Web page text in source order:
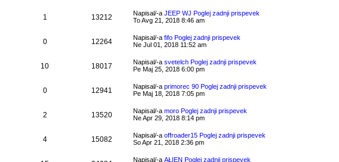
1 13212 Napisal/-a JEEP WJ Poglej zadnji prispevek
To Avg 21, 2018 8:46 am
0 12264 Napisal/-a fifo Poglej zadnji prispevek
Ne Jul 01, 2018 11:52 am
10 18017 Napisal/-a svetelch Poglej zadnji prispevek
Pe Maj 25, 2018 6:00 pm
0 12941 Napisal/-a primorec 90 Poglej zadnji prispevek
Pe Maj 18, 2018 7:05 pm
2 13520 Napisal/-a moro Poglej zadnji prispevek
Ne Apr 29, 2018 8:14 pm
4 15082 Napisal/-a offroader15 Poglej zadnji prispevek
So Apr 21, 2018 2:36 pm
Napisal/-a AŁIEN Poglej zadnji prispevek